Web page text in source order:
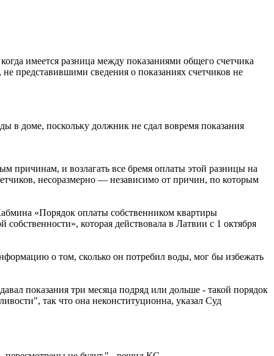
имеется разница между показаниями общего счетчика
представившими сведения о показаниях счетчиков не
в доме, поскольку должник не сдал вовремя показания
причинам, и возлагать все бремя оплаты этой разницы на
несоразмерно — независимо от причин, по которым
«Порядок оплаты собственником квартиры
которая действовала в Латвии с 1 октября
о том, сколько он потребил воды, мог бы избежать
показания три месяца подряд или дольше - такой порядок
так что она неконституционна, указал Суд